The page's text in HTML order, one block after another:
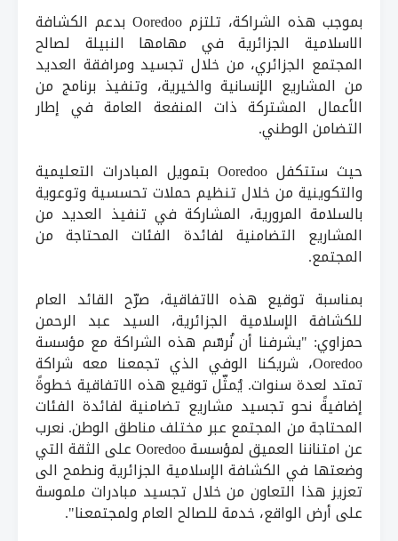
بموجب هذه الشراكة، تلتزم Ooredoo بدعم الكشافة
الاسلامية الجزائرية في مهامها النبيلة لصالح
المجتمع الجزائري، من خلال تجسيد ومرافقة العديد
من المشاريع الإنسانية والخيرية، وتنفيذ برنامج من
الأعمال المشتركة ذات المنفعة العامة في إطار
التضامن الوطني.
حيث ستتكفل Ooredoo بتمويل المبادرات التعليمية
والتكوينية من خلال تنظيم حملات تحسسية وتوعوية
بالسلامة المرورية، المشاركة في تنفيذ العديد من
المشاريع التضامنية لفائدة الفئات المحتاجة من
المجتمع.
بمناسبة توقيع هذه الاتفاقية، صرّح القائد العام
للكشافة الإسلامية الجزائرية، السيد عبد الرحمن
حمزاوي: "يشرفنا أن نُرسّم هذه الشراكة مع مؤسسة
Ooredoo، شريكنا الوفي الذي تجمعنا معه شراكة
تمتد لعدة سنوات. يُمثّل توقيع هذه الاتفاقية خطوةً
إضافيةً نحو تجسيد مشاريع تضامنية لفائدة الفئات
المحتاجة من المجتمع عبر مختلف مناطق الوطن. نعرب
عن امتناننا العميق لمؤسسة Ooredoo على الثقة التي
وضعتها في الكشافة الإسلامية الجزائرية ونطمح الى
تعزيز هذا التعاون من خلال تجسيد مبادرات ملموسة
على أرض الواقع، خدمة للصالح العام ولمجتمعنا".